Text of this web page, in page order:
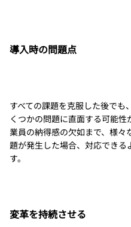
導入時の問題点
すべての課題を克服した後でも
くつかの問題に直面する可能
業員の納得感の欠如まで、様々
題が発生した場合、対応できる
す。
変革を持続させる